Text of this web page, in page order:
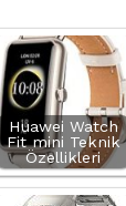
Huawei Watch
Fit mini Teknik
Özellikleri